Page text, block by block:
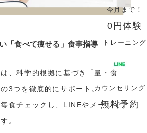
「食べて痩せる」食事指導
、科学的根拠に基づき「量・食
3つを徹底的にサポート。
食チェックし、LINEやメールでア
。
今月まで！
0円体験
トレーニング
カウンセリング
無料予約